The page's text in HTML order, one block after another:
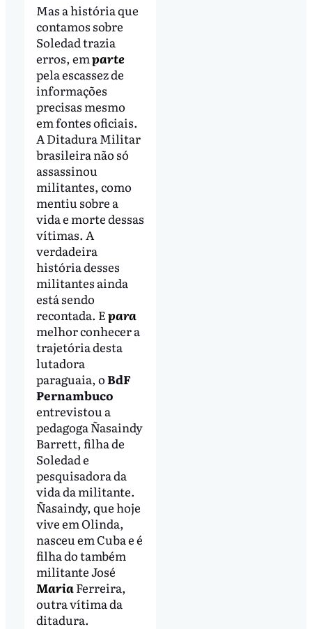
Mas a história que
contamos sobre
Soledad trazia
erros, emparte
pela escassez de
informações
precisas mesmo
em fontes oficiais.
A Ditadura Militar
brasileira não só
assassinou
militantes, como
mentiu sobre a
vida e morte dessas
vítimas. A
verdadeira
história desses
militantes ainda
está sendo
recontada. Epara
melhor conhecer a
trajetória desta
lutadora
paraguaia, oBdF
Pernambuco
entrevistou a
pedagoga Ñasaindy
Barrett, filha de
Soledad e
pesquisadora da
vida da militante.
Ñasaindy, que hoje
vive em Olinda,
nasceu em Cuba e é
filha do também
militante José
MariaFerreira,
outra vítima da
ditadura.